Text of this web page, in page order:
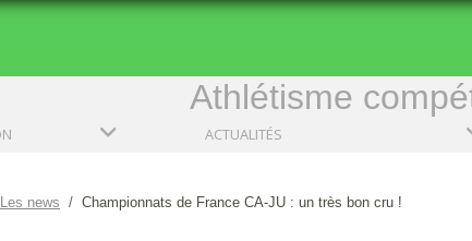
Athlétisme
ACTUALITÉS
Les news Championnats de France CA-JU : un très bon cru !